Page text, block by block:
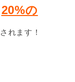
20%の
されます！